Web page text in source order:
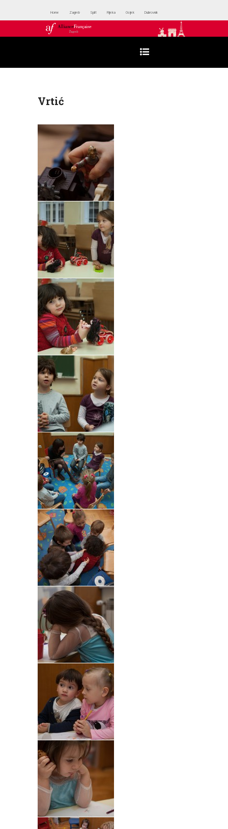
Home Zagreb Split Rijeka Osijek Dubrovnik
Vrtić